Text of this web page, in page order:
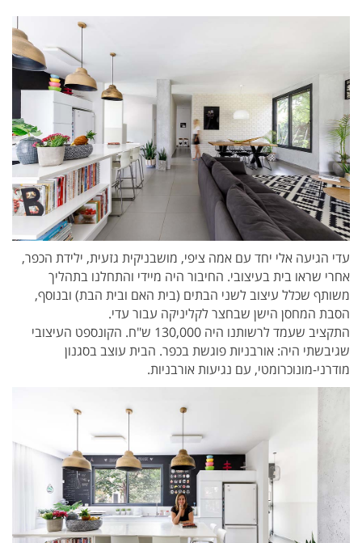
עדי הגיעה אלי יחד עם אמה ציפי, מושבניקית גזעית, ילידת הכפר,
אחרי שראו בית בעיצובי. החיבור היה מיידי והתחלנו בתהליך
משותף שכלל עיצוב לשני הבתים (בית האם ובית הבת) ובנוסף,
הסבת המחסן הישן שבחצר לקליניקה עבור עדי.
התקציב שעמד לרשותנו היה 130,000 ש"ח. הקונספט העיצובי
שגיבשתי היה: אורבניות פוגשת בכפר. הבית עוצב בסגנון
מודרני-מונוכרומטי, עם נגיעות אורבניות.